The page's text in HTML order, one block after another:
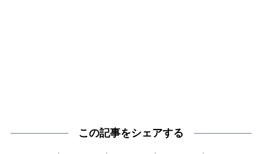
この記事をシェアする